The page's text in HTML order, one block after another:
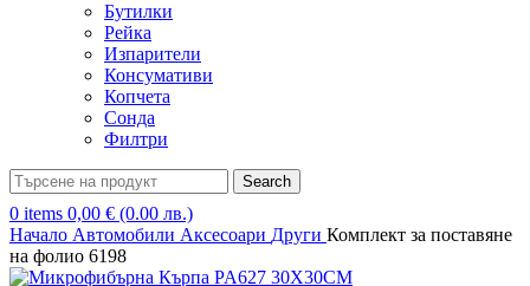
Бутилки
Рейка
Изпарители
Консумативи
Копчета
Сонда
Филтри
Search
0 items 0,00 € (0.00 лв.)
Начало Автомобили Аксесоари Други Комплект за поставяне
на фолио 6198